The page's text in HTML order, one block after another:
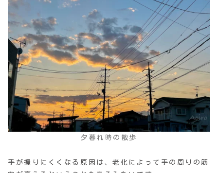
夕暮れ時の散歩
手が握りにくくなる原因は、老化によって手の周りの筋